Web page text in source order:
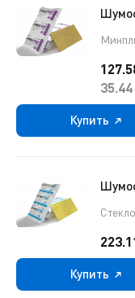
35.44
Купить
Купить